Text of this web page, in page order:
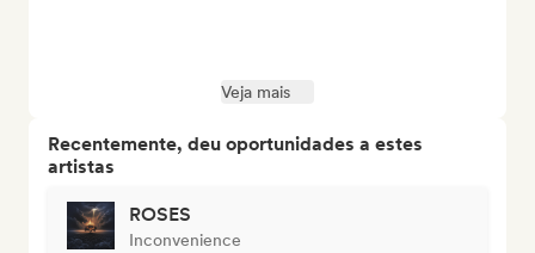
Veja mais
Recentemente, deu oportunidades a estes
artistas
ROSES
Inconvenience